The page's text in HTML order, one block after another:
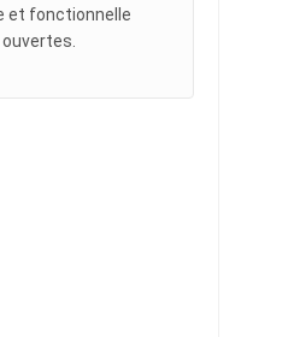
et fonctionnelle